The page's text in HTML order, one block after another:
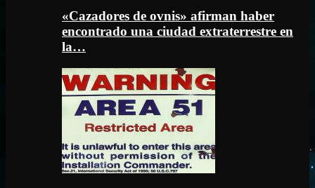
«Cazadores de ovnis» afirman haber
encontrado una ciudad extraterrestre en
la…